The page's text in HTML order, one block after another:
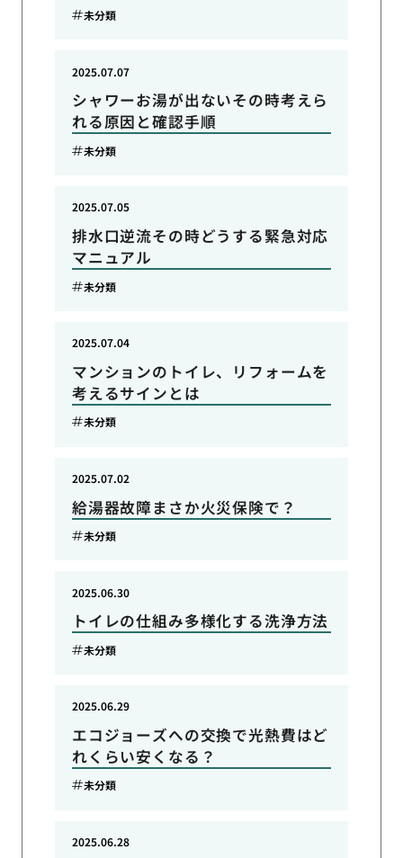
未分類
シャワーお湯が出ないその時考えら
れる原因と確認手順
2025.07.07
未分類
排水口逆流その時どうする緊急対応
マニュアル
2025.07.05
未分類
マンションのトイレ、リフォームを
考えるサインとは
2025.07.04
未分類
給湯器故障まさか火災保険で？
2025.07.02
未分類
トイレの仕組み多様化する洗浄方法
2025.06.30
未分類
エコジョーズへの交換で光熱費はど
れくらい安くなる？
2025.06.29
未分類
2025.06.28